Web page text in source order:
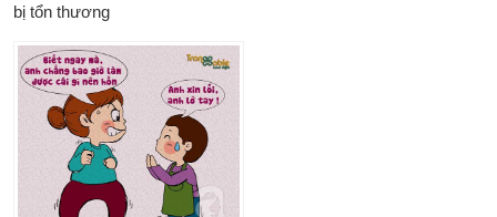
bị tổn thương